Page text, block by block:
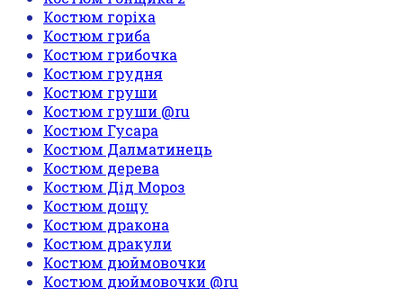
Костюм горіха
Костюм гриба
Костюм грибочка
Костюм грудня
Костюм груши
Костюм груши @ru
Костюм Гусара
Костюм Далматинець
Костюм дерева
Костюм Дід Мороз
Костюм дощу
Костюм дракона
Костюм дракули
Костюм дюймовочки
Костюм дюймовочки @ru